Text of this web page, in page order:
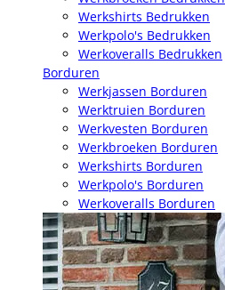
Werkshirts Bedrukken
Werkpolo's Bedrukken
Werkoveralls Bedrukken
Borduren
Werkjassen Borduren
Werktruien Borduren
Werkvesten Borduren
Werkbroeken Borduren
Werkshirts Borduren
Werkpolo's Borduren
Werkoveralls Borduren